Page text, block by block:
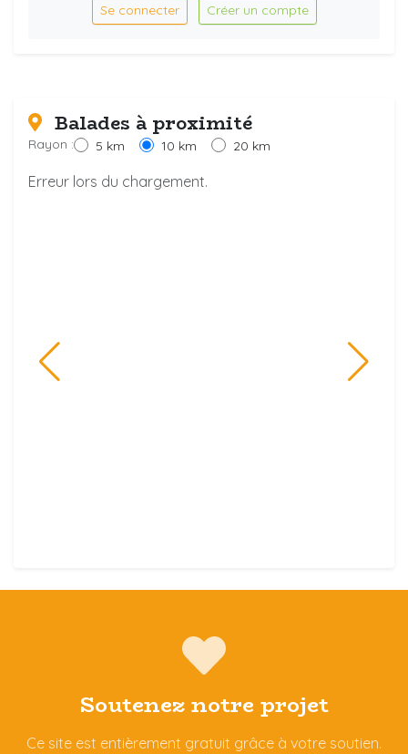
Se connecter Créer un compte
Balades à proximité
Rayon : 5 km 10 km 20 km
Erreur lors du chargement.
Soutenez notre projet
Ce site est entièrement gratuit grâce à votre soutien.